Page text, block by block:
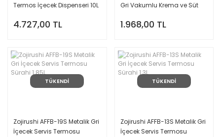
Termos İçecek Dispenseri 10L
4.727,00 TL
Gri Vakumlu Krema ve Süt
1.968,00 TL
TÜKENDİ
Zojirushi AFFB-19S Metalik Gri
İçecek Servis Termosu
TÜKENDİ
Zojirushi AFFB-13S Metalik Gri
İçecek Servis Termosu